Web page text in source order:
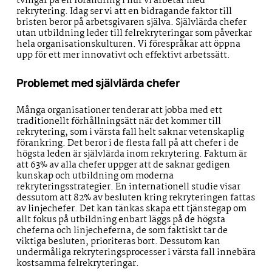
rekrytering. Idag ser vi att en bidragande faktor till
bristen beror på arbetsgivaren själva. Självlärda chefer
utan utbildning leder till felrekryteringar som påverkar
hela organisationskulturen. Vi förespråkar att öppna
upp för ett mer innovativt och effektivt arbetssätt.
Problemet med självlärda chefer
Många organisationer tenderar att jobba med ett
traditionellt förhållningsätt när det kommer till
rekrytering, som i värsta fall helt saknar vetenskaplig
förankring. Det beror i de flesta fall på att chefer i de
högsta leden är självlärda inom rekrytering. Faktum är
att 63% av alla chefer uppger att de saknar gedigen
kunskap och utbildning om moderna
rekryteringsstrategier. En internationell studie visar
dessutom att 82% av besluten kring rekryteringen fattas
av linjechefer. Det kan tänkas skapa ett tjänstegap om
allt fokus på utbildning enbart läggs på de högsta
cheferna och linjecheferna, de som faktiskt tar de
viktiga besluten, prioriteras bort. Dessutom kan
undermåliga rekryteringsprocesser i värsta fall innebära
kostsamma felrekryteringar.